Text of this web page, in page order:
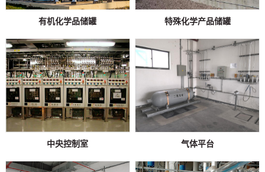
有机化学品储罐 特殊化学产品储罐
中央控制室 气体平台